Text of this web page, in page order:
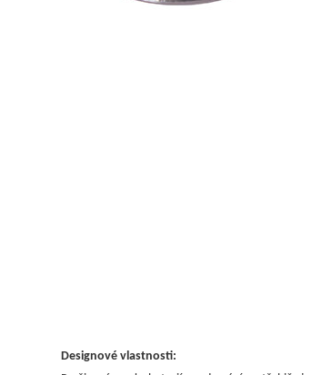
Designové vlastnosti: